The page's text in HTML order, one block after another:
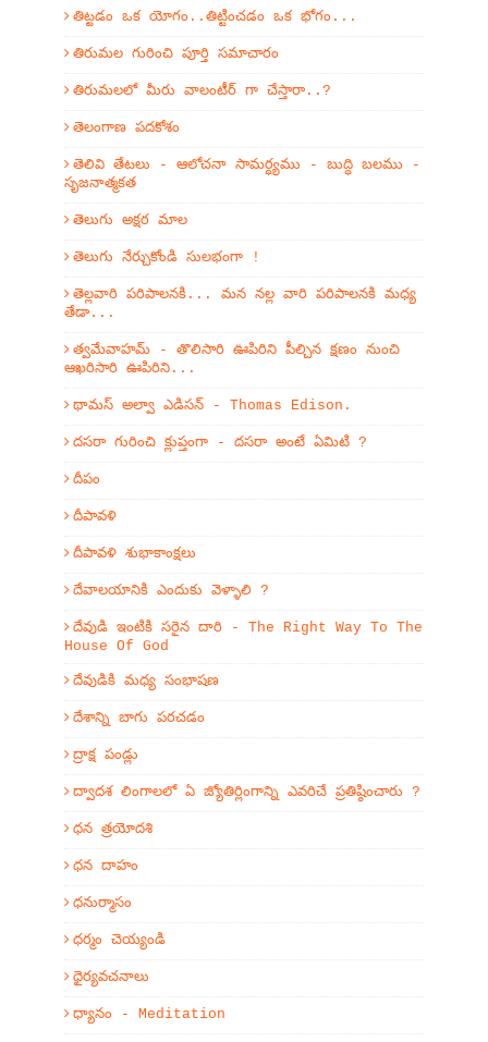
తిట్టడం ఒక యోగం..తిట్టించడం ఒక భోగం...
తిరుమల గురించి పూర్తి సమాచారం
తిరుమలలో మీరు వాలంటీర్ గా చేస్తారా..?
తెలంగాణ పదకోశం
తెలివి తేటలు - ఆలోచనా సామర్ధ్యము - బుద్ధి బలము -
సృజనాత్మకత
తెలుగు అక్షర మాల
తెలుగు నేర్చుకోండి సులభంగా !
తెల్లవారి పరిపాలనకి... మన నల్ల వారి పరిపాలనకి మధ్య
తేడా...
త్వమేవాహమ్‌ - తొలిసారి ఊపిరిని పీల్చిన క్షణం నుంచి
ఆఖరిసారి ఊపిరిని...
థామస్ అల్వా ఎడిసన్ - Thomas Edison.
దసరా గురించి క్లుప్తంగా - దసరా అంటే ఏమిటి ?
దీపం
దీపావళి
దీపావళి శుభాకాంక్షలు
దేవాలయానికి ఎందుకు వెళ్ళాలి ?
దేవుడి ఇంటికి సరైన దారి - The Right Way To The
House Of God
దేవుడికి మధ్య సంభాషణ
దేశాన్ని బాగు పరచడం
ద్రాక్ష పండ్లు
ద్వాదశ లింగాలలో ఏ జ్యోతిర్లింగాన్ని ఎవరిచే ప్రతిష్ఠించారు ?
ధన త్రయోదశి
ధన దాహం
ధనుర్మాసం
ధర్మం చెయ్యండి
ధైర్యవచనాలు
ధ్యానం - Meditation